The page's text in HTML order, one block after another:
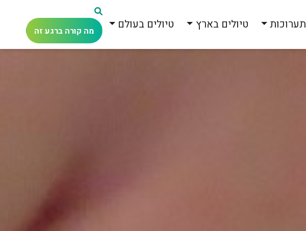
תערוכות טיולים בארץ טיולים בעולם מה קורה ברגע זה